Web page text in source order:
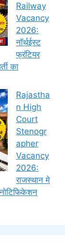
Railway
Vacancy
2026:
नॉर्थईस्ट
फ्रंटियर
का
Rajastha
n High
Court
Stenogr
apher
Vacancy
2026:
राजस्थान मे